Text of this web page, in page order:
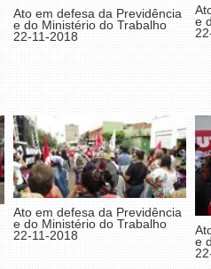
Ato em defesa da Previdência
e do Ministério do Trabalho
22-11-2018
e
Ato em defesa da Previdência
e do Ministério do Trabalho
22-11-2018
e